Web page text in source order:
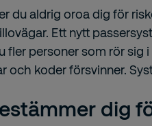
du aldrig oroa dig för
Ett nytt
fler personer som rör sig
och koder försvinner.
dig